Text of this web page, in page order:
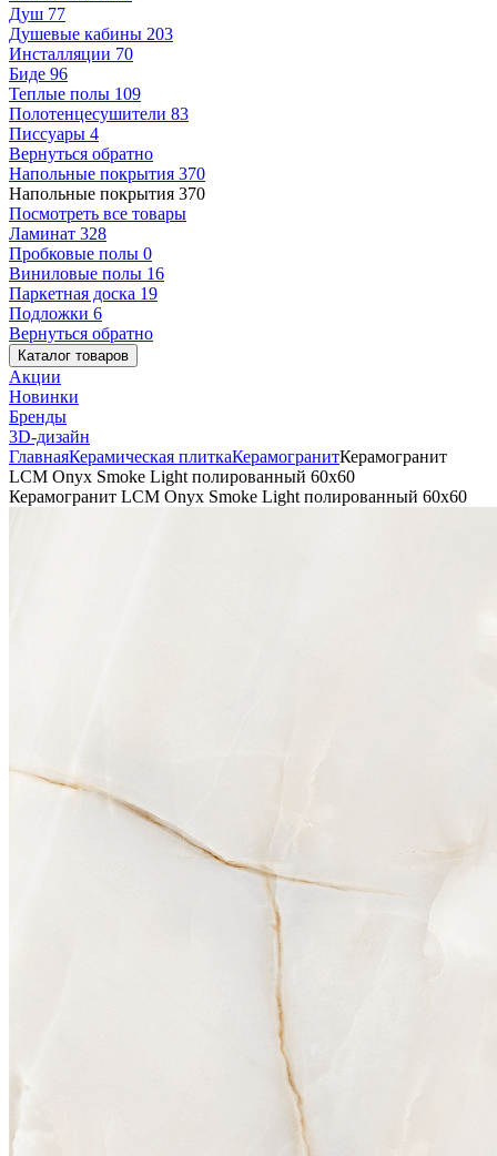
Душ 77
Душевые кабины 203
Инсталляции 70
Биде 96
Теплые полы 109
Полотенцесушители 83
Писсуары 4
Вернуться обратно
Напольные покрытия 370
Напольные покрытия 370
Посмотреть все товары
Ламинат 328
Пробковые полы 0
Виниловые полы 16
Паркетная доска 19
Подложки 6
Вернуться обратно
Каталог товаров
Акции
Новинки
Бренды
3D-дизайн
ГлавнаяКерамическая плиткаКерамогранитКерамогранит
LCM Onyx Smoke Light полированный 60x60
Керамогранит LCM Onyx Smoke Light полированный 60x60